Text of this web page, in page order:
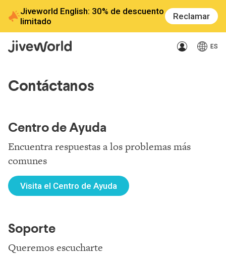
Jiveworld English: 30% de descuento
limitado
Reclamar
ES
Contáctanos
Centro de Ayuda
Encuentra respuestas a los problemas más
comunes
Visita el Centro de Ayuda
Soporte
Queremos escucharte